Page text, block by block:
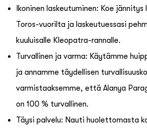
Ikoninen laskeutuminen: Koe
Toros-vuorilta ja laskeutuessasi
kuuluisalle Kleopatra-rannalle.
Turvallinen ja varma: Käytämme
ja annamme täydellisen
varmistaaksemme, että Alanya
on 100 % turvallinen.
Täysi palvelu: Nauti huolettomasta